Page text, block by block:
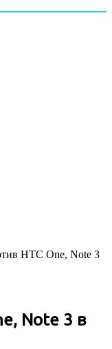
HTC One, Note 3
Note 3 в